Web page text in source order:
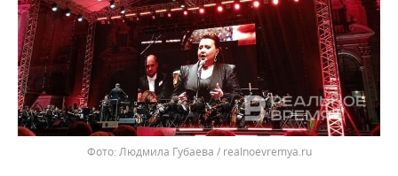
Людмила Губаева / realnoevremya.ru